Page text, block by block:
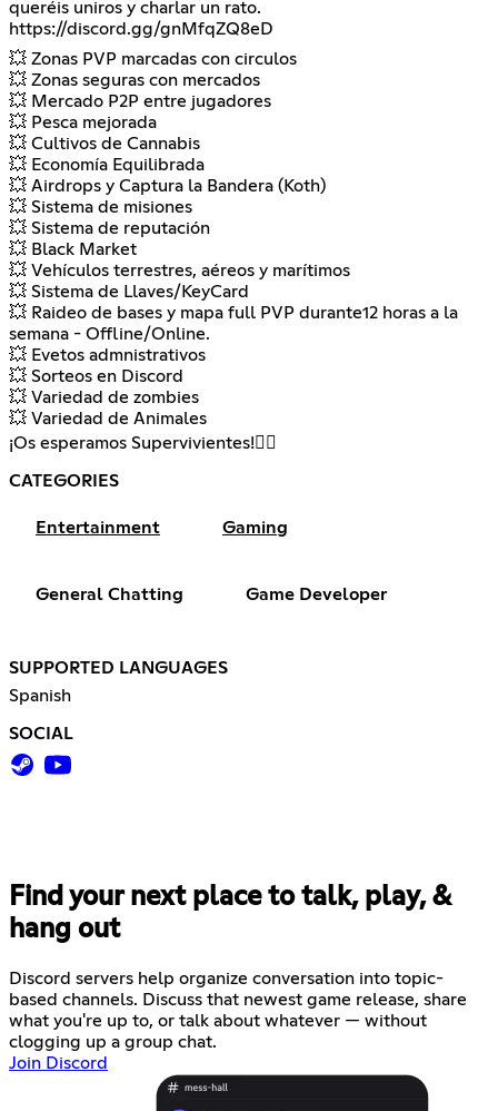
queréis uniros y charlar un rato.
https://discord.gg/gnMfqZQ8eD
💥 Zonas PVP marcadas con circulos
💥 Zonas seguras con mercados
💥 Mercado P2P entre jugadores
💥 Pesca mejorada
💥 Cultivos de Cannabis
💥 Economía Equilibrada
💥 Airdrops y Captura la Bandera (Koth)
💥 Sistema de misiones
💥 Sistema de reputación
💥 Black Market
💥 Vehículos terrestres, aéreos y marítimos
💥 Sistema de Llaves/KeyCard
💥 Raideo de bases y mapa full PVP durante12 horas a la
semana - Offline/Online.
💥 Evetos admnistrativos
💥 Sorteos en Discord
💥 Variedad de zombies
💥 Variedad de Animales
¡Os esperamos Supervivientes!🧟‍♂️
CATEGORIES
Entertainment Gaming
General Chatting Game Developer
SUPPORTED LANGUAGES
Spanish
SOCIAL
Find your next place to talk, play, &
hang out
Discord servers help organize conversation into topic-
based channels. Discuss that newest game release, share
what you're up to, or talk about whatever — without
clogging up a group chat.
Join Discord